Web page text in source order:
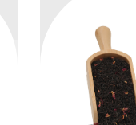
هر کیلو
718,000